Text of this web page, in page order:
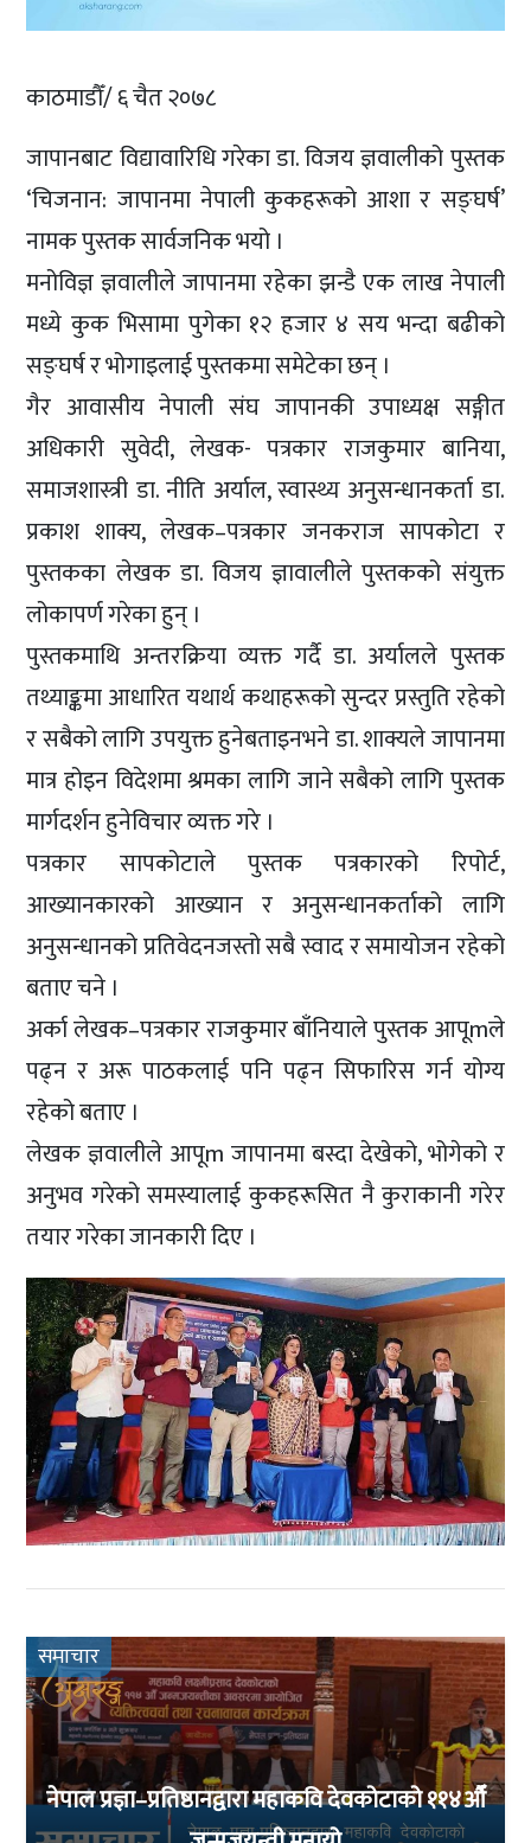
काठमाडौँ/ ६ चैत २०७८
जापानबाट विद्यावारिधि गरेका डा. विजय ज्ञवालीको पुस्तक
‘चिजनान: जापानमा नेपाली कुकहरूको आशा र सङ्घर्ष’
नामक पुस्तक सार्वजनिक भयो ।
मनोविज्ञ ज्ञवालीले जापानमा रहेका झन्डै एक लाख नेपाली
मध्ये कुक भिसामा पुगेका १२ हजार ४ सय भन्दा बढीको
सङ्घर्ष र भोगाइलाई पुस्तकमा समेटेका छन् ।
गैर आवासीय नेपाली संघ जापानकी उपाध्यक्ष सङ्गीत
अधिकारी सुवेदी, लेखक- पत्रकार राजकुमार बानिया,
समाजशास्त्री डा. नीति अर्याल, स्वास्थ्य अनुसन्धानकर्ता डा.
प्रकाश शाक्य, लेखक–पत्रकार जनकराज सापकोटा र
पुस्तकका लेखक डा. विजय ज्ञावालीले पुस्तकको संयुक्त
लोकापर्ण गरेका हुन् ।
पुस्तकमाथि अन्तरक्रिया व्यक्त गर्दै डा. अर्यालले पुस्तक
तथ्याङ्कमा आधारित यथार्थ कथाहरूको सुन्दर प्रस्तुति रहेको
र सबैको लागि उपयुक्त हुनेबताइनभने डा. शाक्यले जापानमा
मात्र होइन विदेशमा श्रमका लागि जाने सबैको लागि पुस्तक
मार्गदर्शन हुनेविचार व्यक्त गरे ।
पत्रकार सापकोटाले पुस्तक पत्रकारको रिपोर्ट,
आख्यानकारको आख्यान र अनुसन्धानकर्ताको लागि
अनुसन्धानको प्रतिवेदनजस्तो सबै स्वाद र समायोजन रहेको
बताए चने ।
अर्का लेखक–पत्रकार राजकुमार बाँनियाले पुस्तक आपूmले
पढ्न र अरू पाठकलाई पनि पढ्न सिफारिस गर्न योग्य
रहेको बताए ।
लेखक ज्ञवालीले आपूm जापानमा बस्दा देखेको, भोगेको र
अनुभव गरेको समस्यालाई कुकहरूसित नै कुराकानी गरेर
तयार गरेका जानकारी दिए ।
समाचार
नेपाल प्रज्ञा–प्रतिष्ठानद्वारा महाकवि देवकोटाको ११४औँ